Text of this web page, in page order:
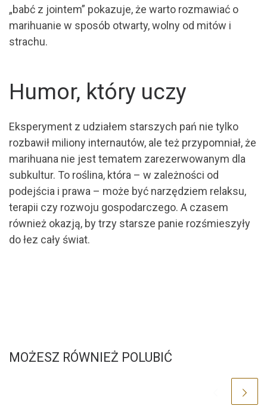
„babć z jointem” pokazuje, że warto rozmawiać o
marihuanie w sposób otwarty, wolny od mitów i
strachu.
Humor, który uczy
Eksperyment z udziałem starszych pań nie tylko
rozbawił miliony internautów, ale też przypomniał, że
marihuana nie jest tematem zarezerwowanym dla
subkultur. To roślina, która – w zależności od
podejścia i prawa – może być narzędziem relaksu,
terapii czy rozwoju gospodarczego. A czasem
również okazją, by trzy starsze panie rozśmieszyły
do łez cały świat.
MOŻESZ RÓWNIEŻ POLUBIĆ